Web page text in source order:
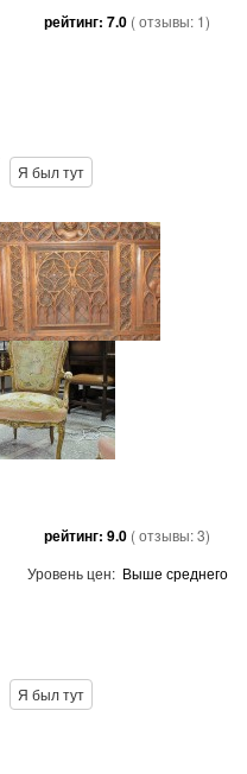
рейтинг: 7.0 ( отзывы: 1)
Я был тут
рейтинг: 9.0 ( отзывы:3)
Уровень цен: Выше среднего
Я был тут